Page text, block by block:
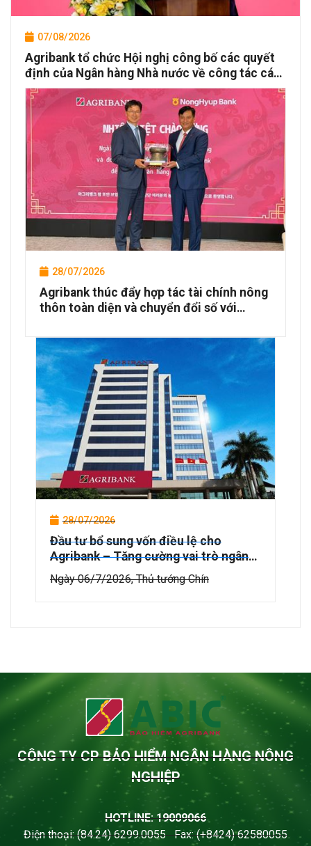
07/08/2026
Agribank tổ chức Hội nghị công bố các quyết
định của Ngân hàng Nhà nước về công tác cán
bộ
28/07/2026
Agribank thúc đẩy hợp tác tài chính nông
thôn toàn diện và chuyển đổi số với
28/07/2026
Đầu tư bổ sung vốn điều lệ cho
Agribank – Tăng cường vai trò ngân
hàng chủ lực phát triển “Tam nông”
và nền kinh tế
Ngày 06/7/2026, Thủ tướng Chín
CÔNG TY CP BẢO HIỂM NGÂN HÀNG NÔNG
NGHIỆP
HOTLINE: 19009066
Điện thoại: (84.24) 6299.0055 Fax: (+8424) 62580055